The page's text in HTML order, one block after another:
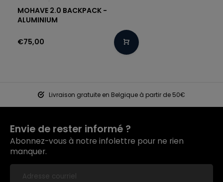
MOHAVE 2.0 BACKPACK -
ALUMINIUM
€75,00
Livraison gratuite en Belgique à partir de 50€
Envie de rester informé ?
Abonnez-vous à notre infolettre pour ne rien
manquer.